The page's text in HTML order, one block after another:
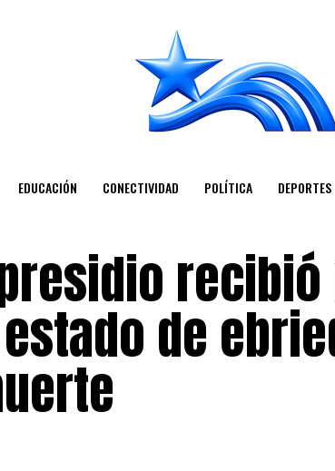
EDUCACIÓN CONECTIVIDAD POLÍTICA DEPORTES
de